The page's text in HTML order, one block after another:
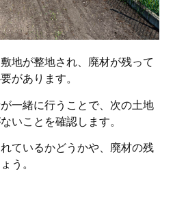
地が整地され、廃材が残って
があります。
一緒に行うことで、次の土地
いことを確認します。
ているかどうかや、廃材の残
う。